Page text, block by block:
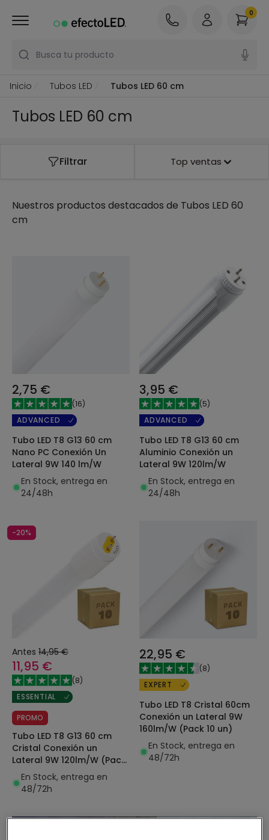
Busca tu producto
0
Inicio Tubos LED Tubos LED 60 cm
Tubos LED 60 cm
Filtrar Top ventas
Nuestros productos destacados de Tubos LED 60
cm
2,75 €
(16)
ADVANCED
Tubo LED T8 G13 60 cm
Nano PC Conexión Un
Lateral 9W 140 lm/W
En Stock, entrega en
24/48h
3,95 €
(5)
ADVANCED
Tubo LED T8 G13 60 cm
Aluminio Conexión un
Lateral 9W 120lm/W
En Stock, entrega en
24/48h
-20%
Antes 14,95 €
11,95 €
(8)
ESSENTIAL
PROMO
Tubo LED T8 G13 60 cm
Cristal Conexión un
Lateral 9W 120lm/W (Pack
10 un)
En Stock, entrega en
48/72h
22,95 €
(8)
EXPERT
Tubo LED T8 Cristal 60cm
Conexión un Lateral 9W
160lm/W (Pack 10 un)
En Stock, entrega en
48/72h